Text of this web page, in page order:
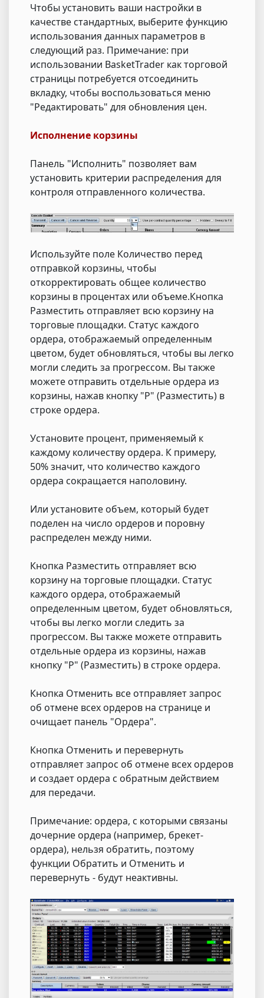
Чтобы установить ваши настройки в
качестве стандартных, выберите функцию
использования данных параметров в
следующий раз. Примечание: при
использовании BasketTrader как торговой
страницы потребуется отсоединить
вкладку, чтобы воспользоваться меню
"Редактировать" для обновления цен.
Исполнение корзины
Панель "Исполнить" позволяет вам
установить критерии распределения для
контроля отправленного количества.
Используйте поле Количество перед
отправкой корзины, чтобы
откорректировать общее количество
корзины в процентах или объеме.Кнопка
Разместить отправляет всю корзину на
торговые площадки. Статус каждого
ордера, отображаемый определенным
цветом, будет обновляться, чтобы вы легко
могли следить за прогрессом. Вы также
можете отправить отдельные ордера из
корзины, нажав кнопку "Р" (Разместить) в
строке ордера.
Установите процент, применяемый к
каждому количеству ордера. К примеру,
50% значит, что количество каждого
ордера сокращается наполовину.
Или установите объем, который будет
поделен на число ордеров и поровну
распределен между ними.
Кнопка Разместить отправляет всю
корзину на торговые площадки. Статус
каждого ордера, отображаемый
определенным цветом, будет обновляться,
чтобы вы легко могли следить за
прогрессом. Вы также можете отправить
отдельные ордера из корзины, нажав
кнопку "Р" (Разместить) в строке ордера.
Кнопка Отменить все отправляет запрос
об отмене всех ордеров на странице и
очищает панель "Ордера".
Кнопка Отменить и перевернуть
отправляет запрос об отмене всех ордеров
и создает ордера с обратным действием
для передачи.
Примечание: ордера, с которыми связаны
дочерние ордера (например, брекет-
ордера), нельзя обратить, поэтому
функции Обратить и Отменить и
перевернуть - будут неактивны.